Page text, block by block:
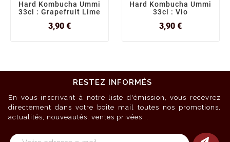
Hard Kombucha Ummi
33cl : Grapefruit Lime
3,90 €Prix
Hard Kombucha Ummi
33cl : Vio
3,90 €Prix
RESTEZ INFORMÉS
En vous inscrivant à notre liste d'émission, vous recevrez
directement dans votre boite mail toutes nos promotions,
actualités, nouveautés, ventes privées...